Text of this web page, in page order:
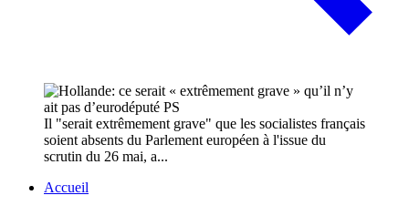
Il "serait extrêmement grave" que les socialistes français
soient absents du Parlement européen à l'issue du
scrutin du 26 mai, a...
Accueil